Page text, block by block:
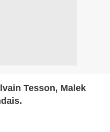
Tesson, Malek